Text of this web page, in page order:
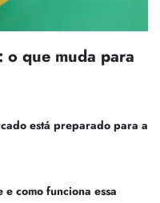
que muda para
está preparado para a
e como funciona essa